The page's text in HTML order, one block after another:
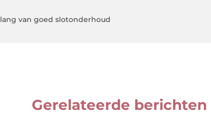
van goed slotonderhoud
Gerelateerde berichten